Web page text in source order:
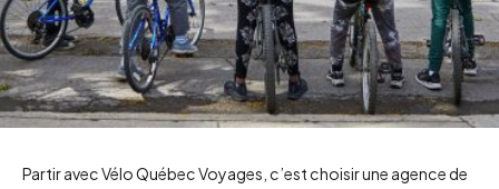
Partir avec Vélo Québec Voyages, c’est choisir une agence de